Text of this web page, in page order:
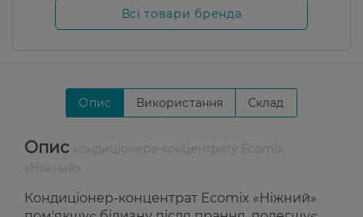
Всі товари бренда
Опис Використання Склад
Опис
Кондиціонер-концентрат Ecomix «Ніжний»